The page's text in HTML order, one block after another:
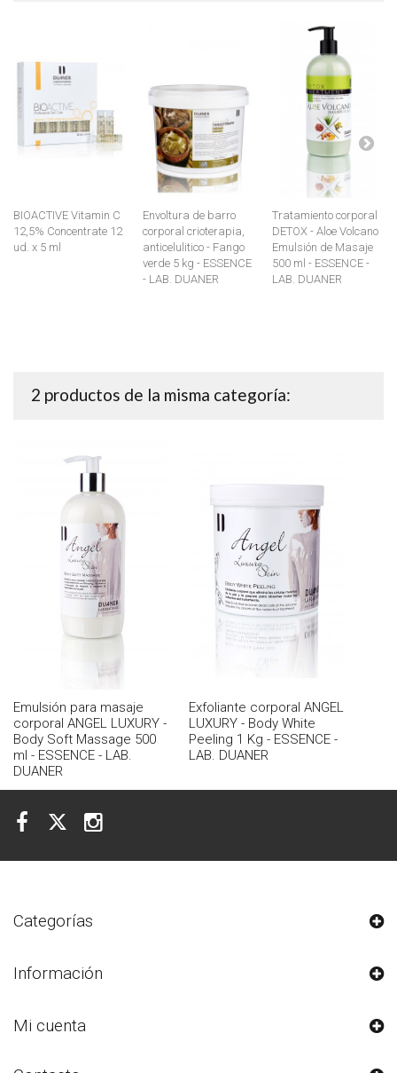
BIOACTIVE Vitamin C
12,5% Concentrate 12
ud. x 5 ml
Envoltura de barro
corporal crioterapia,
anticelulitico - Fango
verde 5 kg - ESSENCE
- LAB. DUANER
Tratamiento corporal
DETOX - Aloe Volcano
Emulsión de Masaje
500 ml - ESSENCE -
LAB. DUANER
2 productos de la misma categoría:
Emulsión para masaje
corporal ANGEL LUXURY -
Body Soft Massage 500
ml - ESSENCE - LAB.
DUANER
Exfoliante corporal ANGEL
LUXURY - Body White
Peeling 1 Kg - ESSENCE -
LAB. DUANER
Categorías
Información
Mi cuenta